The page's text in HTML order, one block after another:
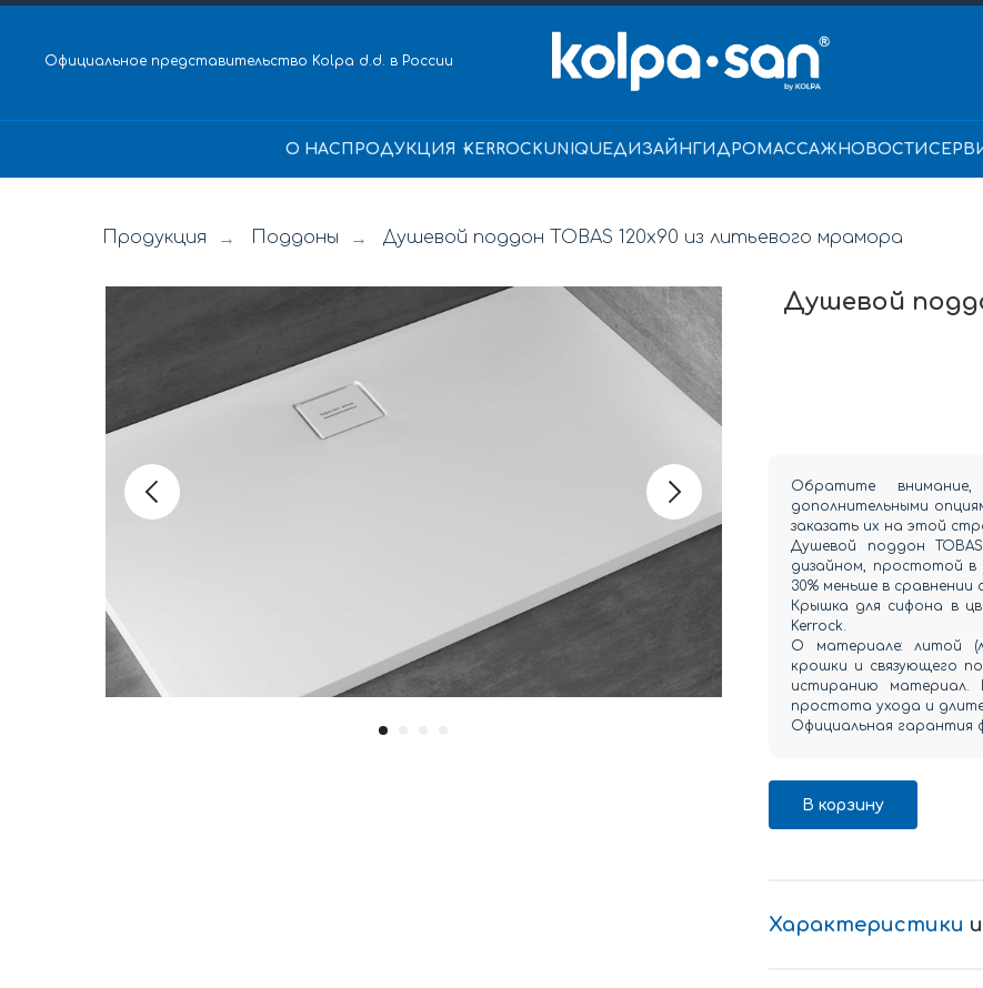
Официальное представительство Kolpa d.d. в России
О НАС ПРОДУКЦИЯ KERROCKUNIQUEДИЗАЙН ГИДРОМАССАЖ НОВОСТИ
Продукция → Поддоны → Душевой поддон TOBAS 120x90 из литьевого мрамора
Душевой
Обратите
дополнительными
заказать их на этой
Душевой поддон
дизайном, простотой в
30% меньше в
Крышка для сифона в
Kerrock.
О материале: литой
крошки и связующего
истиранию материал.
простота ухода и
Официальная гарантия
В корзину
Характеристики